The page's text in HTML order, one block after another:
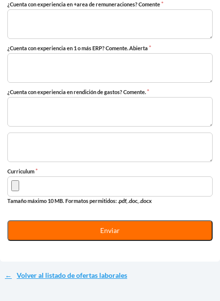
¿Cuenta con experiencia en +area de remuneraciones? Comente *
¿Cuenta con experiencia en 1 o más ERP? Comente. Abierta *
¿Cuenta con experiencia en rendición de gastos? Comente. *
Curriculum *
Tamaño máximo 10 MB. Formatos permitidos: .pdf, .doc, .docx
Volver al listado de ofertas laborales